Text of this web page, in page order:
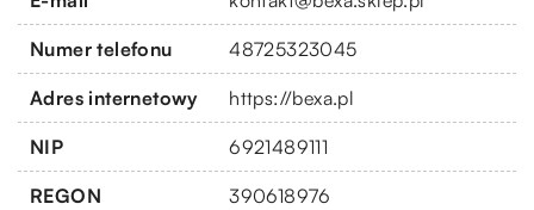
Numer telefonu 48725323045
Adres internetowy https://bexa.pl
NIP 6921489111
REGON 390618976